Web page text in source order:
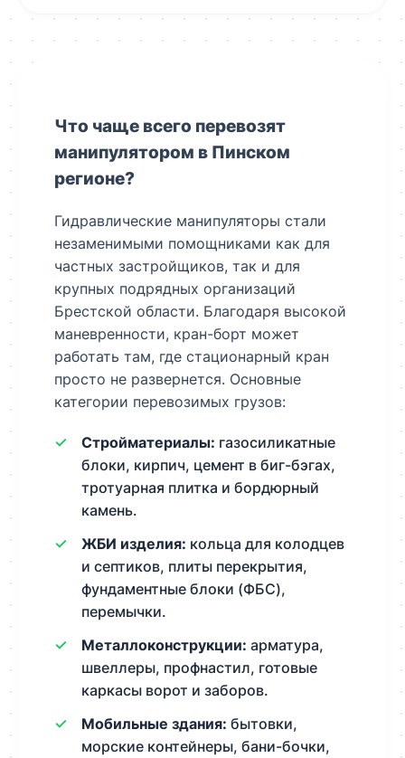
Что чаще всего перевозят
манипулятором в Пинском
регионе?
Гидравлические манипуляторы стали
незаменимыми помощниками как для
частных застройщиков, так и для
крупных подрядных организаций
Брестской области. Благодаря высокой
маневренности, кран-борт может
работать там, где стационарный кран
просто не развернется. Основные
категории перевозимых грузов:
Стройматериалы: газосиликатные
блоки, кирпич, цемент в биг-бэгах,
тротуарная плитка и бордюрный
камень.
ЖБИ изделия: кольца для колодцев
и септиков, плиты перекрытия,
фундаментные блоки (ФБС),
перемычки.
Металлоконструкции: арматура,
швеллеры, профнастил, готовые
каркасы ворот и заборов.
Мобильные здания: бытовки,
морские контейнеры, бани-бочки,